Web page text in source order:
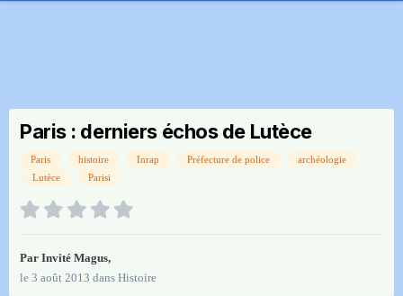
Paris : derniers échos de Lutèce
Paris histoire Inrap Préfecture de police
archéologie
Lutèce
Parisi
Par Invité Magus,
le 3 août 2013 dans Histoire